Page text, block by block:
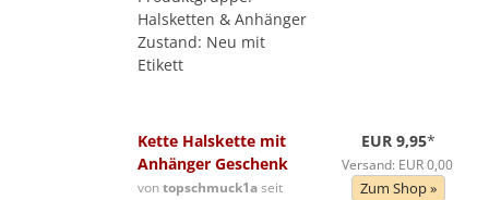
Halsketten & Anhänger
Zustand: Neu mit
Etikett
Kette Halskette mit
Anhänger Geschenk
vontopschmuck1aseit
EUR 9,95*
Versand: EUR 0,00
Zum Shop »